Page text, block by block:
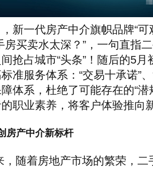
新一代房产中介旗帜品牌“可
房买卖水太深？”，一句直指
抢占城市“头条”！随后的5
准服务体系：“交易十承诺”
体系，杜绝了可能存在的“潜
职业素养，将客户体验推向
房产中介新标杆
，随着房地产市场的繁荣，二